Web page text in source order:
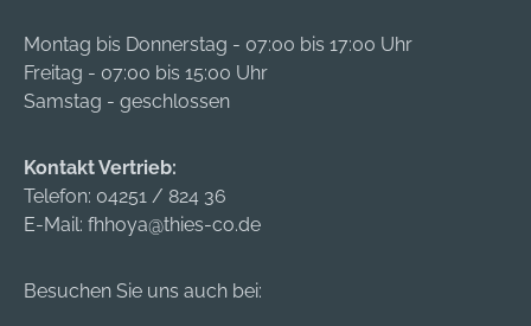
Montag bis Donnerstag - 07:00 bis 17:00 Uhr
Freitag - 07:00 bis 15:00 Uhr
Samstag - geschlossen
Kontakt Vertrieb:
Telefon: 04251 / 824 36
E-Mail: fhhoya@thies-co.de
Besuchen Sie uns auch bei: